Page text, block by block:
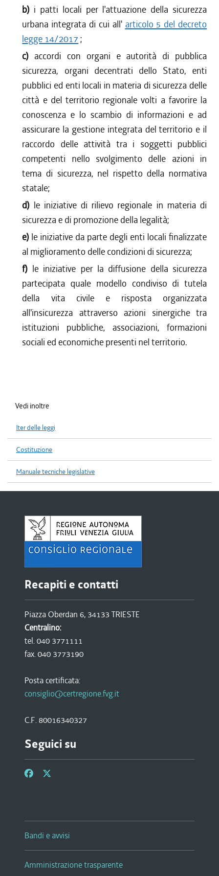
b) i patti locali per l'attuazione della sicurezza
urbana integrata di cui all' articolo 5 del decreto
legge 14/2017 ;
c) accordi con organi e autorità di pubblica
sicurezza, organi decentrati dello Stato, enti
pubblici ed enti locali in materia di sicurezza delle
città e del territorio regionale volti a favorire la
conoscenza e lo scambio di informazioni e ad
assicurare la gestione integrata del territorio e il
raccordo delle attività tra i soggetti pubblici
competenti nello svolgimento delle azioni in
tema di sicurezza, nel rispetto della normativa
statale;
d) le iniziative di rilievo regionale in materia di
sicurezza e di promozione della legalità;
e) le iniziative da parte degli enti locali finalizzate
al miglioramento delle condizioni di sicurezza;
f) le iniziative per la diffusione della sicurezza
partecipata quale modello condiviso di tutela
della vita civile e risposta organizzata
all'insicurezza attraverso azioni sinergiche tra
istituzioni pubbliche, associazioni, formazioni
sociali ed economiche presenti nel territorio.
Vedi inoltre
Iter delle leggi
Costituzione
Manuale tecniche legislative
Recapiti e contatti
Piazza Oberdan 6, 34133 TRIESTE
Centralino:
tel. 040 3771111
fax. 040 3773190
Posta certificata:
consiglio@certregione.fvg.it
C.F. 80016340327
Seguici su
Bandi e avvisi
Amministrazione trasparente